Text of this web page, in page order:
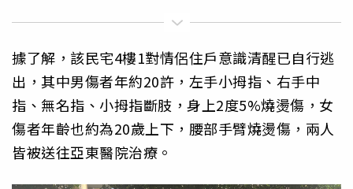
據了解，該民宅4樓1對情侶住戶意識清醒已自行逃
出，其中男傷者年約20許，左手小拇指、右手中
指、無名指、小拇指斷肢，身上2度5%燒燙傷，女
傷者年齡也約為20歲上下，腰部手臂燒燙傷，兩人
皆被送往亞東醫院治療。